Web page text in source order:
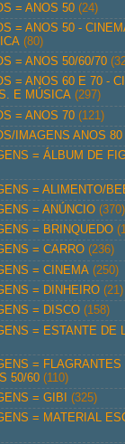
= ANOS 50 (24)
= ANOS 50 -
(80)
= ANOS 50/60/70
= ANOS 60 E 70 -
E MÚSICA (297)
= ANOS 70 (121)
IMAGENS ANOS 80
= ÁLBUM DE
= ALIMENTO/
= ANÚNCIO (370)
= BRINQUEDO
= CARRO (236)
= CINEMA (250)
= DINHEIRO (21)
= DISCO (158)
= ESTANTE DE
= FLAGRANTES
50/60 (110)
= GIBI
(325)
= MATERIAL